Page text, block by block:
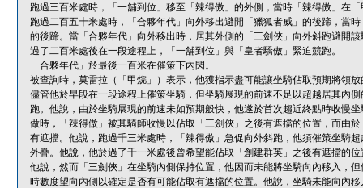
跑過三百米處時，「一舖到位」移至「辣得傲」的外側，當時「辣得傲」在
跑過二百五十米處時，「合夥年代」向外移出避開「獵狐者威」的後蹄，當
的後蹄。當「合夥年代」向外移出時，居其外側的「三劍俠」向外斜跑避開
過了二百米處後在一段途程上，「一舖到位」與「皇者驕傲」緊迫競跑。
「合夥年代」於最後一百米在催策下內閃。
被查詢時，莫雷拉（「甲烷」）表示，他獲指示盡可能讓坐騎佔取預期將領
儘管他於早段在一段途程上催策坐騎，但坐騎展現的前速不足以超越居其內
跑。他說，由於坐騎展現的前速未如預期般快，他遂於首次趨近終點時收慢
做時，「辣得傲」被其騎師收慢以佔取「三劍俠」之後有遮擋的位置，而由
有遮擋。他說，跑過千三米處時，「辣得傲」急促向外斜跑，他須催策坐騎
外疊。他說，他於過了千一米處後曾希望能佔取「創建群英」之後有遮擋的
他說，然而「三劍俠」在坐騎內側保持位置，他因而未能將坐騎向內移入，
時數度望向內側以確定是否有可能佔取有遮擋的位置。他說，坐騎未能向內